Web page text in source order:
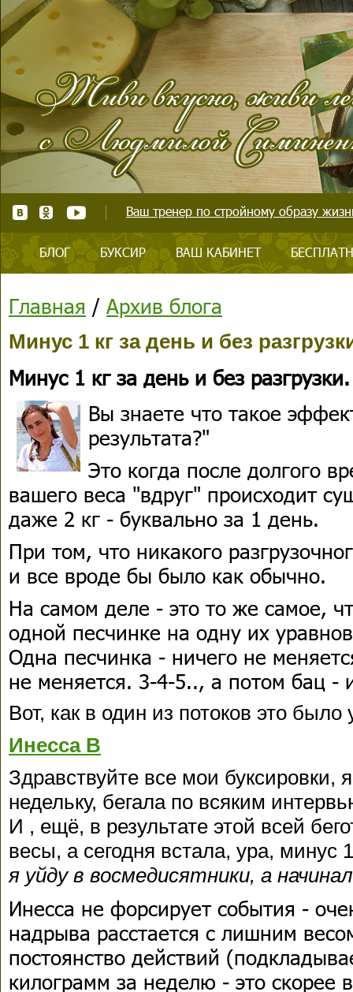
Ваш тренер по стройному образу
БЛОГ БУКСИР ВАШ КАБИНЕТ
Главная / Архив блога
Минус 1 кг за день и без
Минус 1 кг за день и без
Вы знаете что такое
результата?"
Это когда после долгого
вашего веса "вдруг" происходит
даже 2 кг - буквально за 1 день.
При том, что никакого
и все вроде бы было как обычно.
На самом деле - это то же самое,
одной песчинке на одну их
Одна песчинка - ничего не
не меняется. 3-4-5.., а потом бац
Вот, как в один из потоков это
Инесса В
Здравствуйте все мои буксировки,
недельку, бегала по всяким
И , ещё, в результате этой всей
весы, а сегодня встала, ура, минус
я уйду в восмедисятники, а
Инесса не форсирует события -
надрыва расстается с лишним
постоянство действий
килограмм за неделю - это скорее